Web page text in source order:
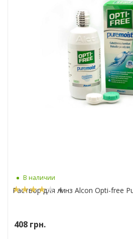
В наличии
4
Раствор для линз Alcon Opti-free
408 грн.